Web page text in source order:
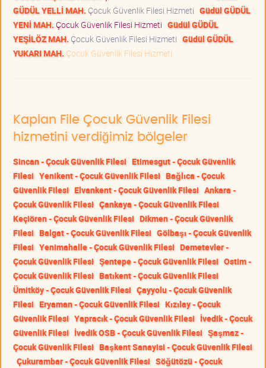
GÜDÜL YELLİ MAH. Çocuk Güvenlik Filesi Hizmeti Güdül GÜDÜL
YENİ MAH. Çocuk Güvenlik Filesi Hizmeti Güdül GÜDÜL
YEŞİLÖZ MAH. Çocuk Güvenlik Filesi Hizmeti Güdül GÜDÜL
YUKARI MAH. Çocuk Güvenlik Filesi Hizmeti
Kaplan File Çocuk Güvenlik Filesi
hizmetini verdiğimiz bölgeler
Sincan - Çocuk Güvenlik Filesi Etimesgut - Çocuk Güvenlik
Filesi Yenikent - Çocuk Güvenlik Filesi Bağlıca - Çocuk
Güvenlik Filesi Elvankent - Çocuk Güvenlik Filesi Ankara -
Çocuk Güvenlik Filesi Çankaya - Çocuk Güvenlik Filesi
Keçiören - Çocuk Güvenlik Filesi Dikmen - Çocuk Güvenlik
Filesi Balgat - Çocuk Güvenlik Filesi Gölbaşı - Çocuk Güvenlik
Filesi Yenimahalle - Çocuk Güvenlik Filesi Demetevler -
Çocuk Güvenlik Filesi Şentepe - Çocuk Güvenlik Filesi Ostim -
Çocuk Güvenlik Filesi Batıkent - Çocuk Güvenlik Filesi
Ümitköy - Çocuk Güvenlik Filesi Çayyolu - Çocuk Güvenlik
Filesi Eryaman - Çocuk Güvenlik Filesi Kızılay - Çocuk
Güvenlik Filesi Yapracık - Çocuk Güvenlik Filesi İvedik - Çocuk
Güvenlik Filesi İvedik OSB - Çocuk Güvenlik Filesi Şaşmaz -
Çocuk Güvenlik Filesi Başkent Sanayisi - Çocuk Güvenlik Filesi
Çukurambar - Çocuk Güvenlik Filesi Söğütözü - Çocuk